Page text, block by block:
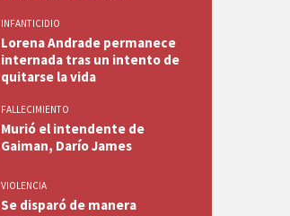
INFANTICIDIO
Lorena Andrade permanece
internada tras un intento de
quitarse la vida
FALLECIMIENTO
Murió el intendente de
Gaiman, Darío James
VIOLENCIA
Se disparó de manera